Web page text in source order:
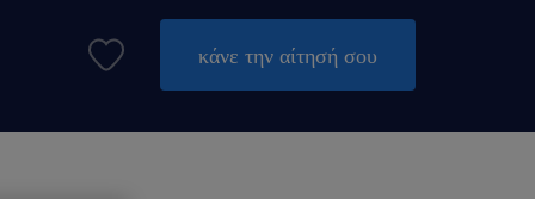
κάνε την αίτησή σου